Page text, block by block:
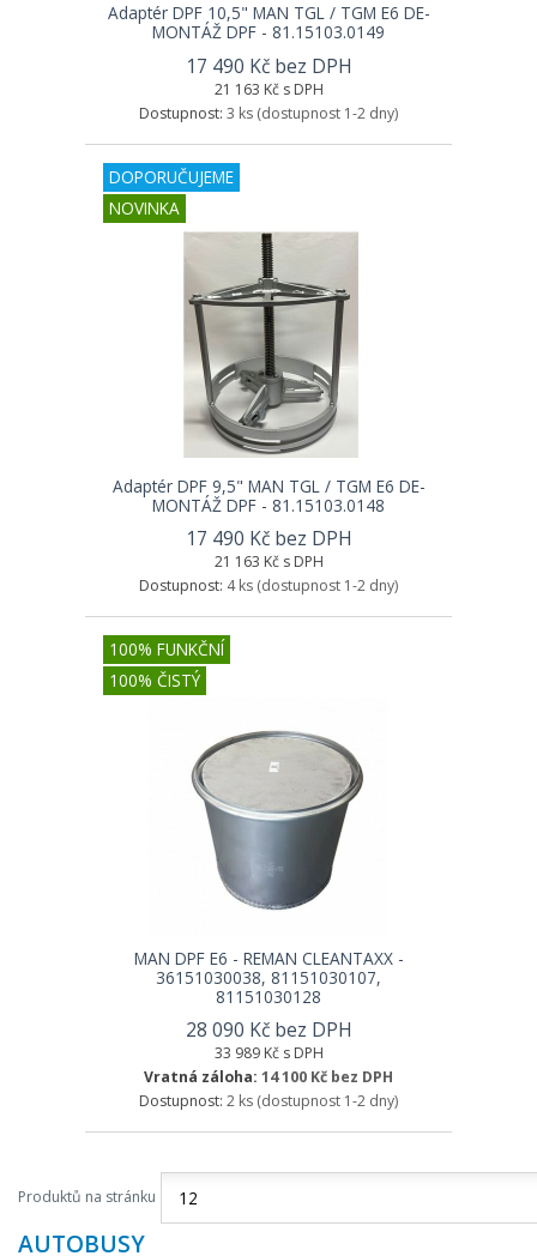
Adaptér DPF 10,5" MAN TGL / TGM E6 DE-
MONTÁŽ DPF - 81.15103.0149
17 490 Kč bez DPH
21 163 Kč s DPH
Dostupnost: 3 ks (dostupnost 1-2 dny)
DOPORUČUJEME
NOVINKA
Adaptér DPF 9,5" MAN TGL / TGM E6 DE-
MONTÁŽ DPF - 81.15103.0148
17 490 Kč bez DPH
21 163 Kč s DPH
Dostupnost: 4 ks (dostupnost 1-2 dny)
100% FUNKČNÍ
100% ČISTÝ
MAN DPF E6 - REMAN CLEANTAXX -
36151030038, 81151030107,
81151030128
28 090 Kč bez DPH
33 989 Kč s DPH
Vratná záloha: 14 100 Kč bez DPH
Dostupnost: 2 ks (dostupnost 1-2 dny)
Produktů na stránku
AUTOBUSY